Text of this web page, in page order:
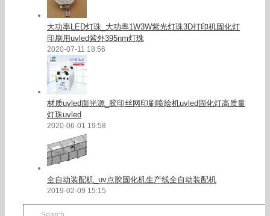
大功率LED灯珠_大功率1W3W紫光灯珠3D打印机固化灯
印刷用uvled紫外395nm灯珠
2020-07-11 18:56
材质uvled面光源_胶印丝网印刷喷绘机uvled固化灯高质量
灯珠uvled
2020-06-01 19:58
全自动装配机_uv点胶固化机生产线全自动装配机
2019-02-09 15:15